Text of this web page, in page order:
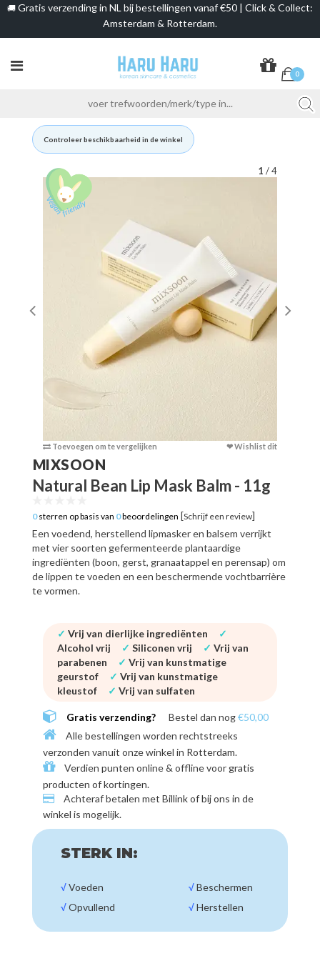
🚚 Gratis verzending in NL bij bestellingen vanaf €50 | Click & Collect:
Amsterdam & Rotterdam.
0
Controleer beschikbaarheid in de winkel
1 / 4
Toevoegen om te vergelijken ❤ Wishlist dit
MIXSOON
Natural Bean Lip Mask Balm - 11g
0sterren op basis van 0beoordelingen [Schrijf een review]
Een voedend, herstellend lipmasker en balsem verrijkt
met vier soorten gefermenteerde plantaardige
ingrediënten (boon, gerst, granaatappel en perensap) om
de lippen te voeden en een beschermende vochtbarrière
te vormen.
✓ Vrij van dierlijke ingrediënten
✓
Alcohol vrij
✓ Siliconen vrij ✓ Vrij van
parabenen
✓ Vrij van kunstmatige
geurstof
✓ Vrij van kunstmatige
kleustof
✓ Vrij van sulfaten
Gratis verzending? Bestel dan nog€50,00
Alle bestellingen worden rechtstreeks
verzonden vanuit onze winkel in Rotterdam.
Verdien punten online & offline voor gratis
producten of kortingen.
Achteraf betalen met Billink of bij ons in de
winkel is mogelijk.
STERK IN:
√Voeden
√Opvullend
√Beschermen
√Herstellen